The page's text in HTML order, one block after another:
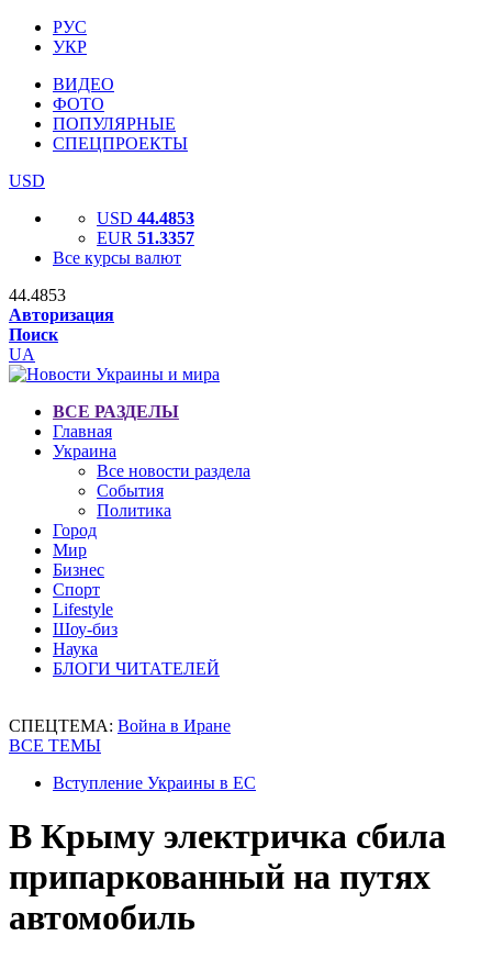
РУС
УКР
ВИДЕО
ФОТО
ПОПУЛЯРНЫЕ
СПЕЦПРОЕКТЫ
USD
USD 44.4853
EUR 51.3357
Все курсы валют
44.4853
Авторизация
Поиск
UA
ВСЕ РАЗДЕЛЫ
Главная
Украина
Все новости раздела
События
Политика
Город
Мир
Бизнес
Спорт
Lifestyle
Шоу-биз
Наука
БЛОГИ ЧИТАТЕЛЕЙ
СПЕЦТЕМА: Война в Иране
ВСЕ ТЕМЫ
Вступление Украины в ЕС
В Крыму электричка сбила
припаркованный на путях
автомобиль